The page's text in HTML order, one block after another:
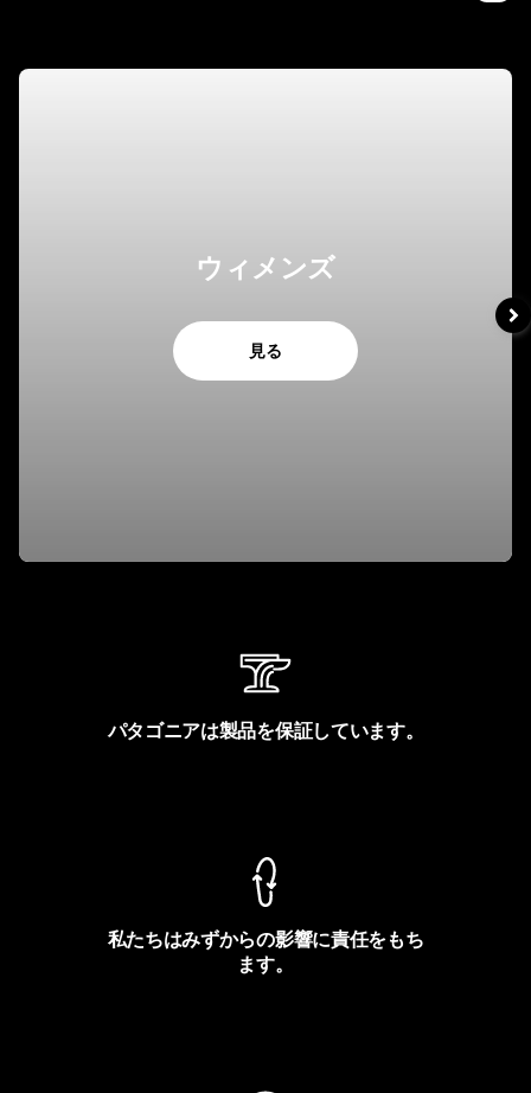
ウィメンズ
見る
パタゴニアは製品を保証しています。
私たちはみずからの影響に責任をもち
ます。